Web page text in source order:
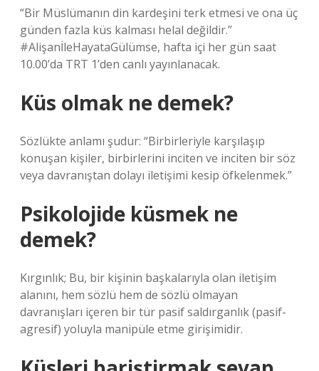
“Bir Müslümanın din kardeşini terk etmesi ve ona üç
günden fazla küs kalması helal değildir.”
#AlişanİleHayataGülümse, hafta içi her gün saat
10.00’da TRT 1’den canlı yayınlanacak.
Küs olmak ne demek?
Sözlükte anlamı şudur: “Birbirleriyle karşılaşıp
konuşan kişiler, birbirlerini inciten ve inciten bir söz
veya davranıştan dolayı iletişimi kesip öfkelenmek.”
Psikolojide küsmek ne
demek?
Kırgınlık; Bu, bir kişinin başkalarıyla olan iletişim
alanını, hem sözlü hem de sözlü olmayan
davranışları içeren bir tür pasif saldırganlık (pasif-
agresif) yoluyla manipüle etme girişimidir.